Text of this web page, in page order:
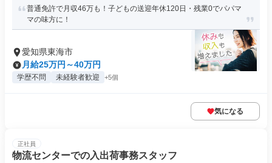
普通免許で月収46万も！子どもの送迎年休120日・残業0でパパマ
マの味方に！
愛知県東海市
月給25万円～40万円
学歴不問 未経験者歓迎 +5個
気になる
正社員
物流センターでの入出荷事務スタッフ